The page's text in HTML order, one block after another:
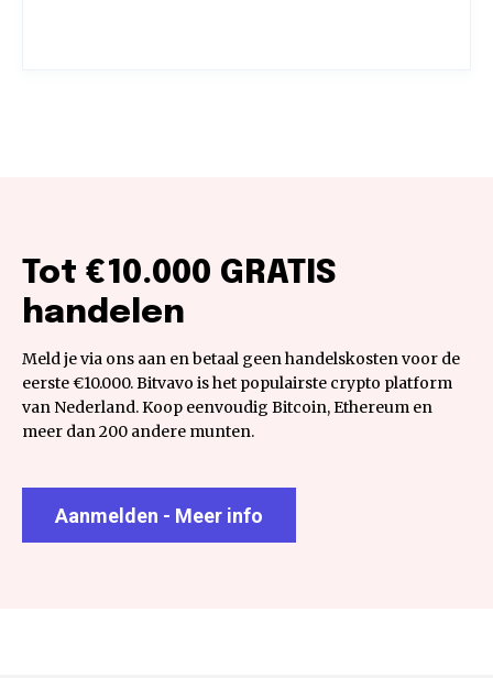
Tot €10.000 GRATIS
handelen
Meld je via ons aan en betaal geen handelskosten voor de
eerste €10.000. Bitvavo is het populairste crypto platform
van Nederland. Koop eenvoudig Bitcoin, Ethereum en
meer dan 200 andere munten.
Aanmelden - Meer info